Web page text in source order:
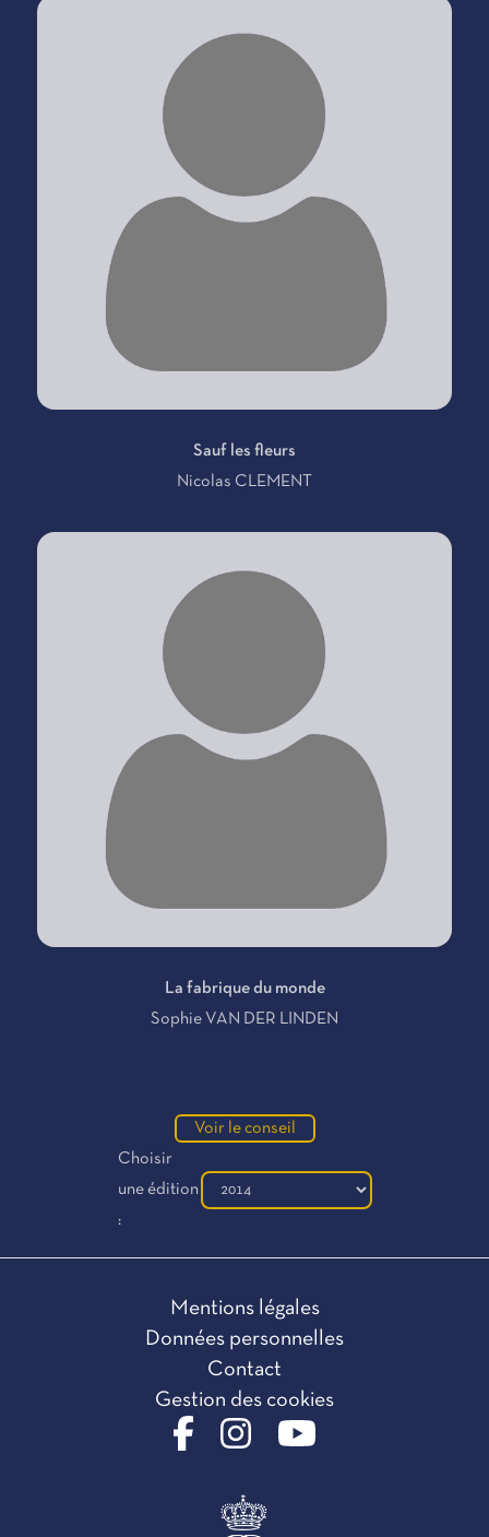
Sauf les fleurs
Nicolas CLEMENT
La fabrique du monde
Sophie VAN DER LINDEN
Voir le conseil
Choisir
une édition
:
Mentions légales
Données personnelles
Contact
Gestion des cookies